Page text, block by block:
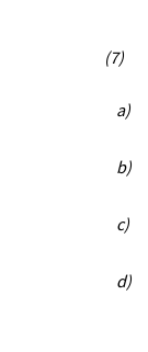
(7)
a)
b)
c)
d)